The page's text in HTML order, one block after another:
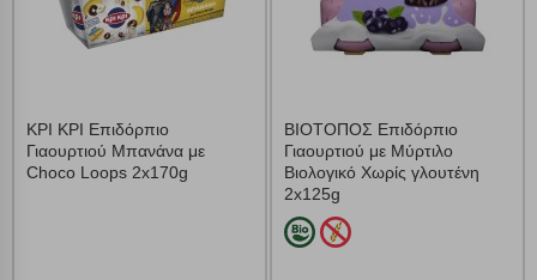
ΚΡΙ ΚΡΙ Επιδόρπιο
Γιαουρτιού Μπανάνα με
Choco Loops 2x170g
ΒΙΟΤΟΠΟΣ Επιδόρπιο
Γιαουρτιού με Μύρτιλο
Βιολογικό Χωρίς γλουτένη
2x125g